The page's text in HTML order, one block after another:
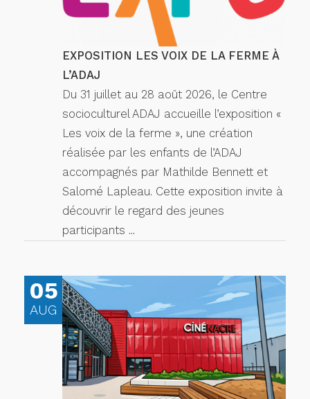
EXPOSITION LES VOIX DE LA FERME À
L’ADAJ
Du 31 juillet au 28 août 2026, le Centre
socioculturel ADAJ accueille l’exposition «
Les voix de la ferme », une création
réalisée par les enfants de l’ADAJ
accompagnés par Mathilde Bennett et
Salomé Lapleau. Cette exposition invite à
découvrir le regard des jeunes
participants ...
05
AUG